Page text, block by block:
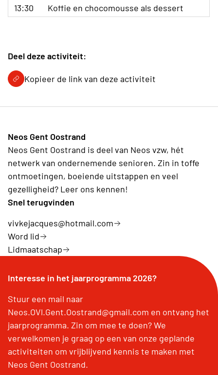
13:30
Koffie en chocomousse als dessert
Deel deze activiteit:
Kopieer de link van deze activiteit
Neos Gent Oostrand
Neos Gent Oostrand is deel van Neos vzw, hét
netwerk van ondernemende senioren. Zin in toffe
ontmoetingen, boeiende uitstappen en veel
gezelligheid? Leer ons kennen!
Snel terugvinden
vivkejacques@hotmail.com
Word lid
Lidmaatschap
Interesse in het jaarprogramma 2026?
Stuur een mail naar
Neos.OVl.Gent.Oostrand@gmail.com en ontvang het
jaarprogramma. Zin om mee te doen? We
verwelkomen je graag op een van onze geplande
activiteiten om vrijblijvend kennis te maken met
Neos Gent Oostrand.